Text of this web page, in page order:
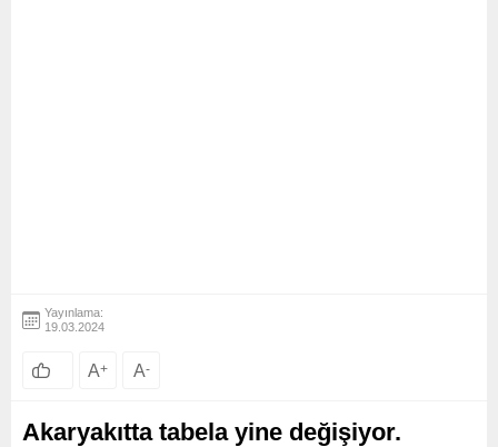
Yayınlama:
19.03.2024
A+ A-
Akaryakıtta tabela yine değişiyor.